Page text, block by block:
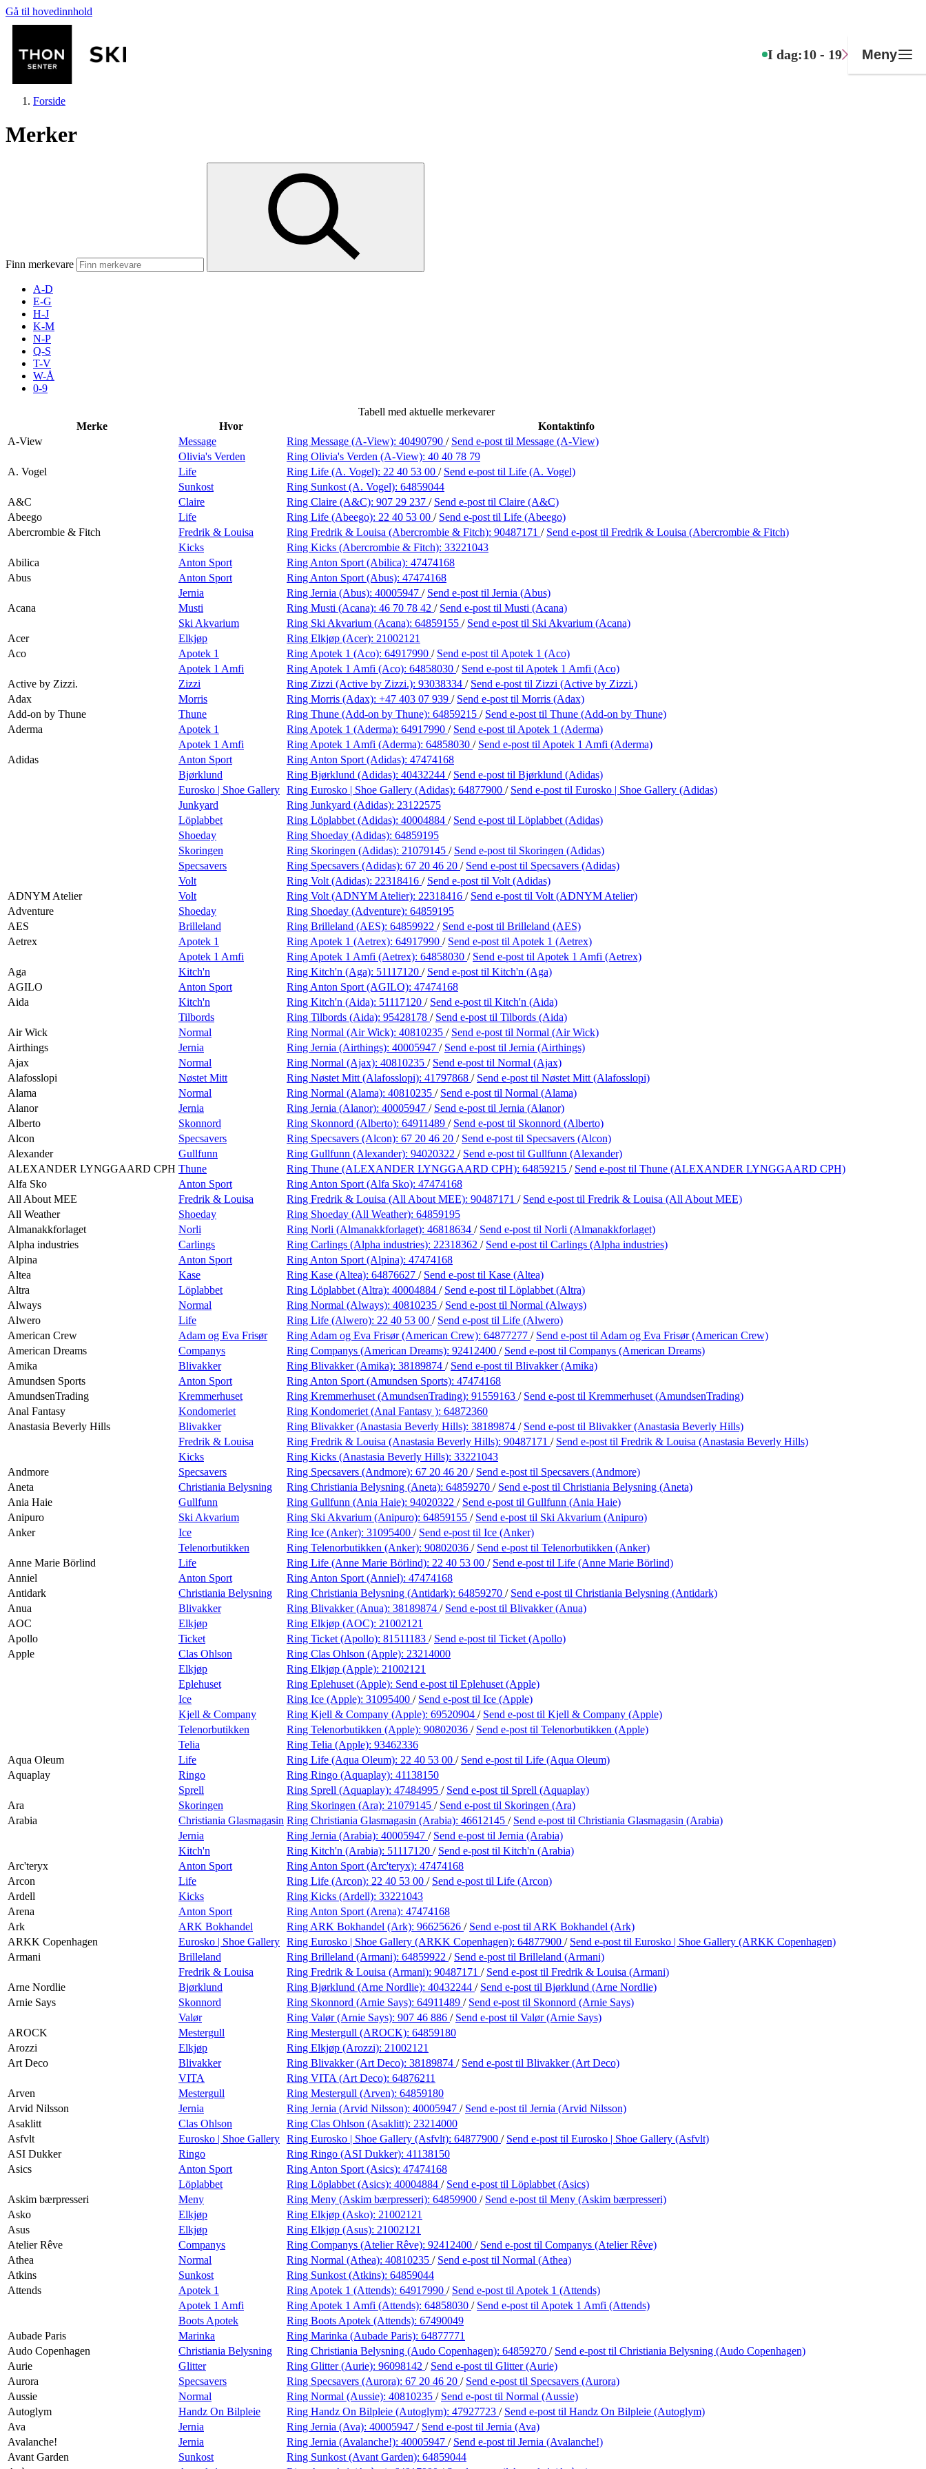
Gå til hovedinnhold
I dag:10 - 19 Meny
Mat og drikke
Inspirasjon
Finn frem
Forside
Merker
Finn merkevare
A-D
E-G
H-J
K-M
N-P
Q-S
T-V
W-Å
0-9
Tabell med aktuelle merkevarer
Merke
Hvor
Kontaktinfo
A-View
Message Ring Message (A-View): 40490790 / Send e-post til Message (A-View)
Olivia's Verden
Ring Olivia's Verden (A-View): 40 40 78 79
A. Vogel
Life Ring Life (A. Vogel): 22 40 53 00 / Send e-post til Life (A. Vogel)
Sunkost
Ring Sunkost (A. Vogel): 64859044
A&C
Claire Ring Claire (A&C): 907 29 237 / Send e-post til Claire (A&C)
Abeego
Life Ring Life (Abeego): 22 40 53 00 / Send e-post til Life (Abeego)
Abercrombie & Fitch
Fredrik & Louisa Ring Fredrik & Louisa (Abercrombie & Fitch): 90487171 / Send e-post til Fredrik & Louisa (Abercrombie & Fitch)
Kicks
Ring Kicks (Abercrombie & Fitch): 33221043
Abilica
Anton Sport Ring Anton Sport (Abilica): 47474168
Abus
Anton Sport Ring Anton Sport (Abus): 47474168
Jernia
Ring Jernia (Abus): 40005947 / Send e-post til Jernia (Abus)
Acana
Musti Ring Musti (Acana): 46 70 78 42 / Send e-post til Musti (Acana)
Ski Akvarium
Ring Ski Akvarium (Acana): 64859155 / Send e-post til Ski Akvarium (Acana)
Acer
Elkjøp Ring Elkjøp (Acer): 21002121
Aco
Apotek 1 Ring Apotek 1 (Aco): 64917990 / Send e-post til Apotek 1 (Aco)
Apotek 1 Amfi
Ring Apotek 1 Amfi (Aco): 64858030 / Send e-post til Apotek 1 Amfi (Aco)
Active by Zizzi.
Zizzi Ring Zizzi (Active by Zizzi.): 93038334 / Send e-post til Zizzi (Active by Zizzi.)
Adax
Morris Ring Morris (Adax): +47 403 07 939 / Send e-post til Morris (Adax)
Add-on by Thune
Thune Ring Thune (Add-on by Thune): 64859215 / Send e-post til Thune (Add-on by Thune)
Aderma
Apotek 1 Ring Apotek 1 (Aderma): 64917990 / Send e-post til Apotek 1 (Aderma)
Apotek 1 Amfi
Ring Apotek 1 Amfi (Aderma): 64858030 / Send e-post til Apotek 1 Amfi (Aderma)
Adidas
Anton Sport Ring Anton Sport (Adidas): 47474168
Bjørklund
Ring Bjørklund (Adidas): 40432244 / Send e-post til Bjørklund (Adidas)
Eurosko | Shoe Gallery Ring Eurosko | Shoe Gallery (Adidas): 64877900 / Send e-post til Eurosko | Shoe Gallery (Adidas)
Junkyard
Ring Junkyard (Adidas): 23122575
Löplabbet
Ring Löplabbet (Adidas): 40004884 / Send e-post til Löplabbet (Adidas)
Shoeday
Ring Shoeday (Adidas): 64859195
Skoringen
Ring Skoringen (Adidas): 21079145 / Send e-post til Skoringen (Adidas)
Specsavers
Ring Specsavers (Adidas): 67 20 46 20 / Send e-post til Specsavers (Adidas)
Volt
Ring Volt (Adidas): 22318416 / Send e-post til Volt (Adidas)
ADNYM Atelier
Volt Ring Volt (ADNYM Atelier): 22318416 / Send e-post til Volt (ADNYM Atelier)
Adventure
Shoeday Ring Shoeday (Adventure): 64859195
AES
Brilleland Ring Brilleland (AES): 64859922 / Send e-post til Brilleland (AES)
Aetrex
Apotek 1 Ring Apotek 1 (Aetrex): 64917990 / Send e-post til Apotek 1 (Aetrex)
Apotek 1 Amfi
Ring Apotek 1 Amfi (Aetrex): 64858030 / Send e-post til Apotek 1 Amfi (Aetrex)
Aga
Kitch'n Ring Kitch'n (Aga): 51117120 / Send e-post til Kitch'n (Aga)
AGILO
Anton Sport Ring Anton Sport (AGILO): 47474168
Aida
Kitch'n Ring Kitch'n (Aida): 51117120 / Send e-post til Kitch'n (Aida)
Tilbords
Ring Tilbords (Aida): 95428178 / Send e-post til Tilbords (Aida)
Air Wick
Normal Ring Normal (Air Wick): 40810235 / Send e-post til Normal (Air Wick)
Airthings
Jernia Ring Jernia (Airthings): 40005947 / Send e-post til Jernia (Airthings)
Ajax
Normal Ring Normal (Ajax): 40810235 / Send e-post til Normal (Ajax)
Alafosslopi
Nøstet Mitt Ring Nøstet Mitt (Alafosslopi): 41797868 / Send e-post til Nøstet Mitt (Alafosslopi)
Alama
Normal Ring Normal (Alama): 40810235 / Send e-post til Normal (Alama)
Alanor
Jernia Ring Jernia (Alanor): 40005947 / Send e-post til Jernia (Alanor)
Alberto
Skonnord Ring Skonnord (Alberto): 64911489 / Send e-post til Skonnord (Alberto)
Alcon
Specsavers Ring Specsavers (Alcon): 67 20 46 20 / Send e-post til Specsavers (Alcon)
Alexander
Gullfunn Ring Gullfunn (Alexander): 94020322 / Send e-post til Gullfunn (Alexander)
ALEXANDER LYNGGAARD CPH Thune Ring Thune (ALEXANDER LYNGGAARD CPH): 64859215 / Send e-post til Thune (ALEXANDER LYNGGAARD CPH)
Alfa Sko
Anton Sport Ring Anton Sport (Alfa Sko): 47474168
All About MEE
Fredrik & Louisa Ring Fredrik & Louisa (All About MEE): 90487171 / Send e-post til Fredrik & Louisa (All About MEE)
All Weather
Shoeday Ring Shoeday (All Weather): 64859195
Almanakkforlaget
Norli Ring Norli (Almanakkforlaget): 46818634 / Send e-post til Norli (Almanakkforlaget)
Alpha industries
Carlings Ring Carlings (Alpha industries): 22318362 / Send e-post til Carlings (Alpha industries)
Alpina
Anton Sport Ring Anton Sport (Alpina): 47474168
Altea
Kase Ring Kase (Altea): 64876627 / Send e-post til Kase (Altea)
Altra
Löplabbet Ring Löplabbet (Altra): 40004884 / Send e-post til Löplabbet (Altra)
Always
Normal Ring Normal (Always): 40810235 / Send e-post til Normal (Always)
Alwero
Life Ring Life (Alwero): 22 40 53 00 / Send e-post til Life (Alwero)
American Crew
Adam og Eva Frisør Ring Adam og Eva Frisør (American Crew): 64877277 / Send e-post til Adam og Eva Frisør (American Crew)
American Dreams
Companys Ring Companys (American Dreams): 92412400 / Send e-post til Companys (American Dreams)
Amika
Blivakker Ring Blivakker (Amika): 38189874 / Send e-post til Blivakker (Amika)
Amundsen Sports
Anton Sport Ring Anton Sport (Amundsen Sports): 47474168
AmundsenTrading
Kremmerhuset Ring Kremmerhuset (AmundsenTrading): 91559163 / Send e-post til Kremmerhuset (AmundsenTrading)
Anal Fantasy
Kondomeriet Ring Kondomeriet (Anal Fantasy ): 64872360
Anastasia Beverly Hills
Blivakker Ring Blivakker (Anastasia Beverly Hills): 38189874 / Send e-post til Blivakker (Anastasia Beverly Hills)
Fredrik & Louisa
Ring Fredrik & Louisa (Anastasia Beverly Hills): 90487171 / Send e-post til Fredrik & Louisa (Anastasia Beverly Hills)
Kicks
Ring Kicks (Anastasia Beverly Hills): 33221043
Andmore
Specsavers Ring Specsavers (Andmore): 67 20 46 20 / Send e-post til Specsavers (Andmore)
Aneta
Christiania Belysning Ring Christiania Belysning (Aneta): 64859270 / Send e-post til Christiania Belysning (Aneta)
Ania Haie
Gullfunn Ring Gullfunn (Ania Haie): 94020322 / Send e-post til Gullfunn (Ania Haie)
Anipuro
Ski Akvarium Ring Ski Akvarium (Anipuro): 64859155 / Send e-post til Ski Akvarium (Anipuro)
Anker
Ice Ring Ice (Anker): 31095400 / Send e-post til Ice (Anker)
Telenorbutikken
Ring Telenorbutikken (Anker): 90802036 / Send e-post til Telenorbutikken (Anker)
Anne Marie Börlind
Life Ring Life (Anne Marie Börlind): 22 40 53 00 / Send e-post til Life (Anne Marie Börlind)
Anniel
Anton Sport Ring Anton Sport (Anniel): 47474168
Antidark
Christiania Belysning Ring Christiania Belysning (Antidark): 64859270 / Send e-post til Christiania Belysning (Antidark)
Anua
Blivakker Ring Blivakker (Anua): 38189874 / Send e-post til Blivakker (Anua)
AOC
Elkjøp Ring Elkjøp (AOC): 21002121
Apollo
Ticket Ring Ticket (Apollo): 81511183 / Send e-post til Ticket (Apollo)
Apple
Clas Ohlson Ring Clas Ohlson (Apple): 23214000
Elkjøp
Ring Elkjøp (Apple): 21002121
Eplehuset
Ring Eplehuset (Apple): Send e-post til Eplehuset (Apple)
Ice
Ring Ice (Apple): 31095400 / Send e-post til Ice (Apple)
Kjell & Company
Ring Kjell & Company (Apple): 69520904 / Send e-post til Kjell & Company (Apple)
Telenorbutikken
Ring Telenorbutikken (Apple): 90802036 / Send e-post til Telenorbutikken (Apple)
Telia
Ring Telia (Apple): 93462336
Aqua Oleum
Life Ring Life (Aqua Oleum): 22 40 53 00 / Send e-post til Life (Aqua Oleum)
Aquaplay
Ringo Ring Ringo (Aquaplay): 41138150
Sprell
Ring Sprell (Aquaplay): 47484995 / Send e-post til Sprell (Aquaplay)
Ara
Skoringen Ring Skoringen (Ara): 21079145 / Send e-post til Skoringen (Ara)
Arabia
Christiania Glasmagasin Ring Christiania Glasmagasin (Arabia): 46612145 / Send e-post til Christiania Glasmagasin (Arabia)
Jernia
Ring Jernia (Arabia): 40005947 / Send e-post til Jernia (Arabia)
Kitch'n
Ring Kitch'n (Arabia): 51117120 / Send e-post til Kitch'n (Arabia)
Arc'teryx
Anton Sport Ring Anton Sport (Arc'teryx): 47474168
Arcon
Life Ring Life (Arcon): 22 40 53 00 / Send e-post til Life (Arcon)
Ardell
Kicks Ring Kicks (Ardell): 33221043
Arena
Anton Sport Ring Anton Sport (Arena): 47474168
Ark
ARK Bokhandel Ring ARK Bokhandel (Ark): 96625626 / Send e-post til ARK Bokhandel (Ark)
ARKK Copenhagen
Eurosko | Shoe Gallery Ring Eurosko | Shoe Gallery (ARKK Copenhagen): 64877900 / Send e-post til Eurosko | Shoe Gallery (ARKK Copenhagen)
Armani
Brilleland Ring Brilleland (Armani): 64859922 / Send e-post til Brilleland (Armani)
Fredrik & Louisa
Ring Fredrik & Louisa (Armani): 90487171 / Send e-post til Fredrik & Louisa (Armani)
Arne Nordlie
Bjørklund Ring Bjørklund (Arne Nordlie): 40432244 / Send e-post til Bjørklund (Arne Nordlie)
Arnie Says
Skonnord Ring Skonnord (Arnie Says): 64911489 / Send e-post til Skonnord (Arnie Says)
Valør
Ring Valør (Arnie Says): 907 46 886 / Send e-post til Valør (Arnie Says)
AROCK
Mestergull Ring Mestergull (AROCK): 64859180
Arozzi
Elkjøp Ring Elkjøp (Arozzi): 21002121
Art Deco
Blivakker Ring Blivakker (Art Deco): 38189874 / Send e-post til Blivakker (Art Deco)
VITA
Ring VITA (Art Deco): 64876211
Arven
Mestergull Ring Mestergull (Arven): 64859180
Arvid Nilsson
Jernia Ring Jernia (Arvid Nilsson): 40005947 / Send e-post til Jernia (Arvid Nilsson)
Asaklitt
Clas Ohlson Ring Clas Ohlson (Asaklitt): 23214000
Asfvlt
Eurosko | Shoe Gallery Ring Eurosko | Shoe Gallery (Asfvlt): 64877900 / Send e-post til Eurosko | Shoe Gallery (Asfvlt)
ASI Dukker
Ringo Ring Ringo (ASI Dukker): 41138150
Asics
Anton Sport Ring Anton Sport (Asics): 47474168
Löplabbet
Ring Löplabbet (Asics): 40004884 / Send e-post til Löplabbet (Asics)
Askim bærpresseri
Meny Ring Meny (Askim bærpresseri): 64859900 / Send e-post til Meny (Askim bærpresseri)
Asko
Elkjøp Ring Elkjøp (Asko): 21002121
Asus
Elkjøp Ring Elkjøp (Asus): 21002121
Atelier Rêve
Companys Ring Companys (Atelier Rêve): 92412400 / Send e-post til Companys (Atelier Rêve)
Athea
Normal Ring Normal (Athea): 40810235 / Send e-post til Normal (Athea)
Atkins
Sunkost Ring Sunkost (Atkins): 64859044
Attends
Apotek 1 Ring Apotek 1 (Attends): 64917990 / Send e-post til Apotek 1 (Attends)
Apotek 1 Amfi
Ring Apotek 1 Amfi (Attends): 64858030 / Send e-post til Apotek 1 Amfi (Attends)
Boots Apotek
Ring Boots Apotek (Attends): 67490049
Aubade Paris
Marinka Ring Marinka (Aubade Paris): 64877771
Audo Copenhagen
Christiania Belysning Ring Christiania Belysning (Audo Copenhagen): 64859270 / Send e-post til Christiania Belysning (Audo Copenhagen)
Aurie
Glitter Ring Glitter (Aurie): 96098142 / Send e-post til Glitter (Aurie)
Aurora
Specsavers Ring Specsavers (Aurora): 67 20 46 20 / Send e-post til Specsavers (Aurora)
Aussie
Normal Ring Normal (Aussie): 40810235 / Send e-post til Normal (Aussie)
Autoglym
Handz On Bilpleie Ring Handz On Bilpleie (Autoglym): 47927723 / Send e-post til Handz On Bilpleie (Autoglym)
Ava
Jernia Ring Jernia (Ava): 40005947 / Send e-post til Jernia (Ava)
Avalanche!
Jernia Ring Jernia (Avalanche!): 40005947 / Send e-post til Jernia (Avalanche!)
Avant Garden
Sunkost Ring Sunkost (Avant Garden): 64859044